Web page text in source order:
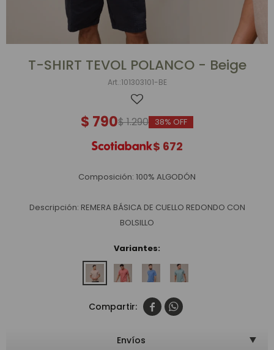
T-SHIRT TEVOL POLANCO - Beige
101303101-BE
$ 790$1.290 38
$ 672
Composición: 100% ALGODÓN
Descripción: REMERA BÁSICA DE CUELLO REDONDO CON
BOLSILLO
Variantes:
 
Envíos